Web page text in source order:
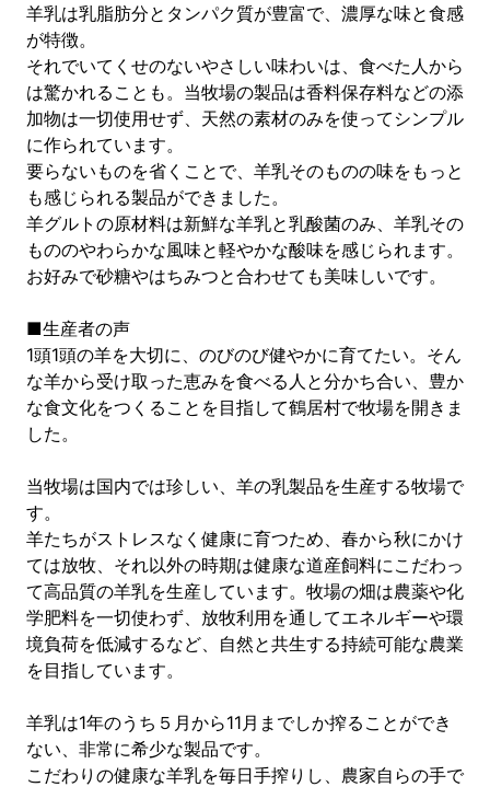
羊乳は乳脂肪分とタンパク質が豊富で、濃厚な味と食感
が特徴。
それでいてくせのないやさしい味わいは、食べた人から
は驚かれることも。当牧場の製品は香料保存料などの添
加物は一切使用せず、天然の素材のみを使ってシンプル
に作られています。
要らないものを省くことで、羊乳そのものの味をもっと
も感じられる製品ができました。
羊グルトの原材料は新鮮な羊乳と乳酸菌のみ、羊乳その
もののやわらかな風味と軽やかな酸味を感じられます。
お好みで砂糖やはちみつと合わせても美味しいです。
■生産者の声
1頭1頭の羊を大切に、のびのび健やかに育てたい。そん
な羊から受け取った恵みを食べる人と分かち合い、豊か
な食文化をつくることを目指して鶴居村で牧場を開きま
した。
当牧場は国内では珍しい、羊の乳製品を生産する牧場で
す。
羊たちがストレスなく健康に育つため、春から秋にかけ
ては放牧、それ以外の時期は健康な道産飼料にこだわっ
て高品質の羊乳を生産しています。牧場の畑は農薬や化
学肥料を一切使わず、放牧利用を通してエネルギーや環
境負荷を低減するなど、自然と共生する持続可能な農業
を目指しています。
羊乳は1年のうち５月から11月までしか搾ることができ
ない、非常に希少な製品です。
こだわりの健康な羊乳を毎日手搾りし、農家自らの手で